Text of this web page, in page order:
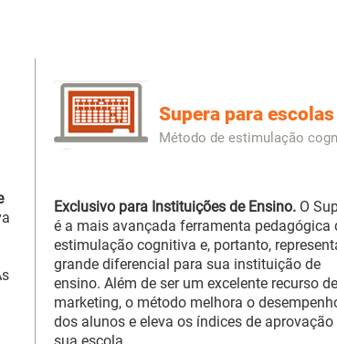
Supera para escolas
Método de estimulação
Exclusivo para Instituições de Ensino. O
é a mais avançada ferramenta pedagógica
estimulação cognitiva e, portanto,
grande diferencial para sua instituição de
ensino. Além de ser um excelente recurso de
marketing, o método melhora o
dos alunos e eleva os índices de aprovação